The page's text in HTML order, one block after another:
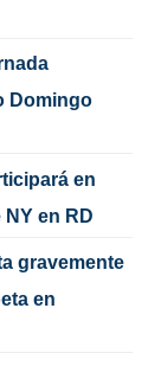
Domingo
en
en RD
gravemente
en